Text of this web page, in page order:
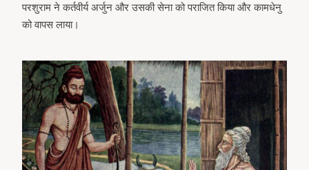
परशुराम ने कर्तवीर्य अर्जुन और उसकी सेना को पराजित किया और कामधेनु
को वापस लाया।